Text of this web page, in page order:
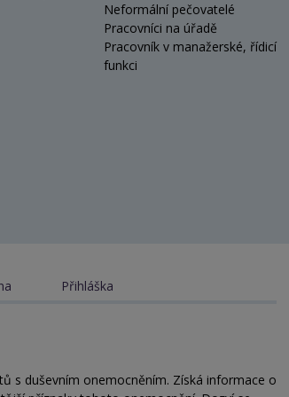
Neformální pečovatelé
Pracovníci na úřadě
Pracovník v manažerské, řídicí
funkci
Přihláška
s duševním onemocněním. Získá informace o